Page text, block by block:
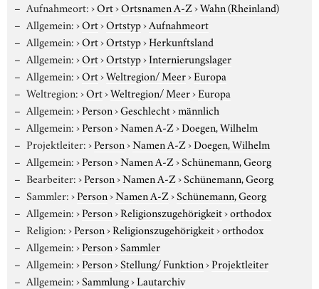
Aufnahmeort:›Ort›Ortsnamen A-Z›Wahn (Rheinland)
Allgemein:›Ort›Ortstyp›Aufnahmeort
Allgemein:›Ort›Ortstyp›Herkunftsland
Allgemein:›Ort›Ortstyp›Internierungslager
Allgemein:›Ort›Weltregion/ Meer›Europa
Weltregion:›Ort›Weltregion/ Meer›Europa
Allgemein:›Person›Geschlecht›männlich
Allgemein:›Person›Namen A-Z›Doegen, Wilhelm
Projektleiter:›Person›Namen A-Z›Doegen, Wilhelm
Allgemein:›Person›Namen A-Z›Schünemann, Georg
Bearbeiter:›Person›Namen A-Z›Schünemann, Georg
Sammler:›Person›Namen A-Z›Schünemann, Georg
Allgemein:›Person›Religionszugehörigkeit›orthodox
Religion:›Person›Religionszugehörigkeit›orthodox
Allgemein:›Person›Sammler
Allgemein:›Person›Stellung/ Funktion›Projektleiter
Allgemein:›Sammlung›Lautarchiv